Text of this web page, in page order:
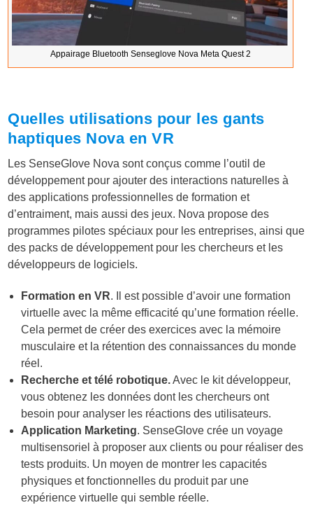
Appairage Bluetooth Senseglove Nova Meta Quest 2
Quelles utilisations pour les gants
haptiques Nova en VR
Les SenseGlove Nova sont conçus comme l’outil de
développement pour ajouter des interactions naturelles à
des applications professionnelles de formation et
d’entraiment, mais aussi des jeux. Nova propose des
programmes pilotes spéciaux pour les entreprises, ainsi que
des packs de développement pour les chercheurs et les
développeurs de logiciels.
Formation en VR. Il est possible d’avoir une formation
virtuelle avec la même efficacité qu’une formation réelle.
Cela permet de créer des exercices avec la mémoire
musculaire et la rétention des connaissances du monde
réel.
Recherche et télé robotique.Avec le kit développeur,
vous obtenez les données dont les chercheurs ont
besoin pour analyser les réactions des utilisateurs.
Application Marketing. SenseGlove crée un voyage
multisensoriel à proposer aux clients ou pour réaliser des
tests produits. Un moyen de montrer les capacités
physiques et fonctionnelles du produit par une
expérience virtuelle qui semble réelle.